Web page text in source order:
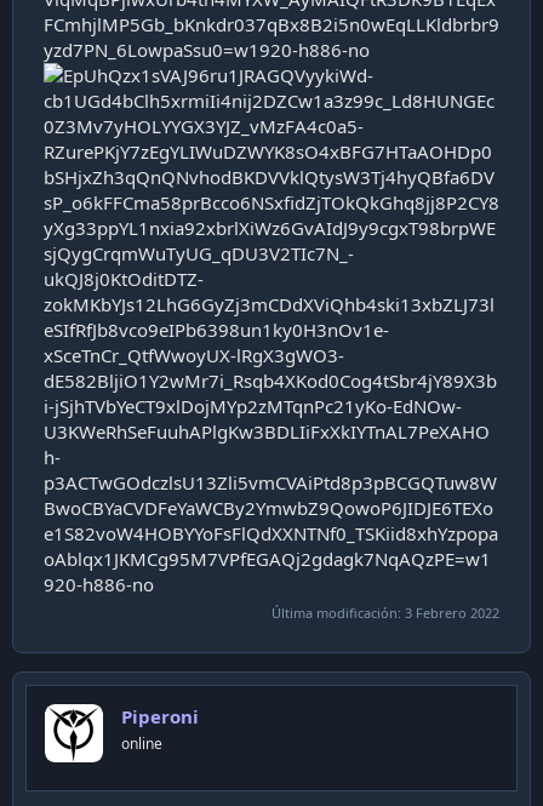
Última modificación: 3 Febrero 2022
Piperoni
online